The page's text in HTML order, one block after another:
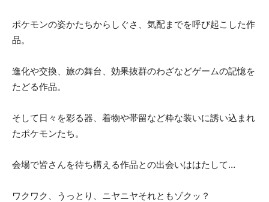
ポケモンの姿かたちからしぐさ、気配までを呼び起こした作
品。
進化や交換、旅の舞台、効果抜群のわざなどゲームの記憶を
たどる作品。
そして日々を彩る器、着物や帯留など粋な装いに誘い込まれ
たポケモンたち。
会場で皆さんを待ち構える作品との出会いははたして…
ワクワク、うっとり、ニヤニヤそれともゾクッ？